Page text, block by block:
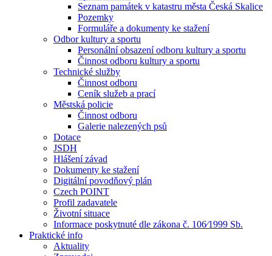
Seznam památek v katastru města Česká Skalice
Pozemky
Formuláře a dokumenty ke stažení
Odbor kultury a sportu
Personální obsazení odboru kultury a sportu
Činnost odboru kultury a sportu
Technické služby
Činnost odboru
Ceník služeb a prací
Městská policie
Činnost odboru
Galerie nalezených psů
Dotace
JSDH
Hlášení závad
Dokumenty ke stažení
Digitální povodňový plán
Czech POINT
Profil zadavatele
Životní situace
Informace poskytnuté dle zákona č. 106⁄1999 Sb.
Praktické info
Aktuality